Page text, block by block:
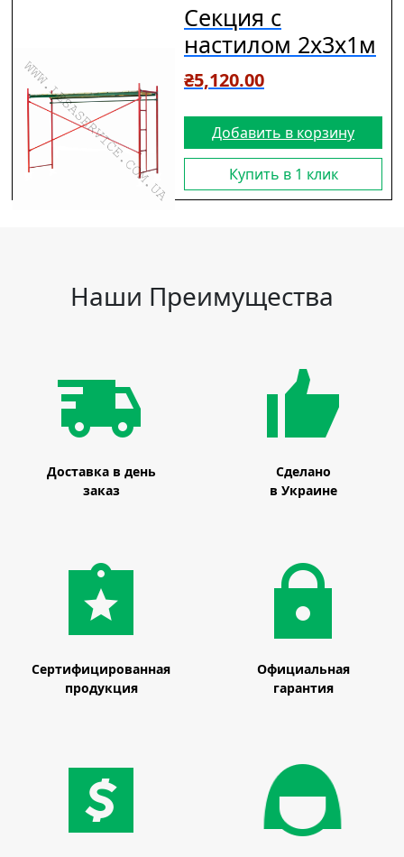
Секция с
настилом 2х3х1м
₴5,120.00
Добавить в корзину
Купить в 1 клик
Наши Преимущества
Доставка в день
заказ
Сделано
в Украине
Сертифицированная
продукция
Официальная
гарантия